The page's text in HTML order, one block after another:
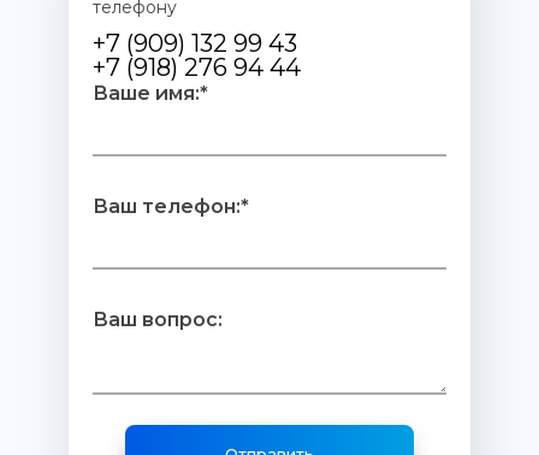
телефону
+7 (909) 132 99 43
+7 (918) 276 94 44
Ваше имя:*
Ваш телефон:*
Ваш вопрос: